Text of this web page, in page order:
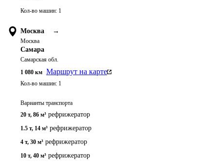
Кол-во машин: 1
Москва →
Москва
Самара
Самарская обл.
1 080 км Маршрут на карте
Кол-во машин: 1
Варианты транспорта
20 т, 86 м³ рефрижератор
1.5 т, 14 м³ рефрижератор
4 т, 30 м³ рефрижератор
10 т, 40 м³ рефрижератор